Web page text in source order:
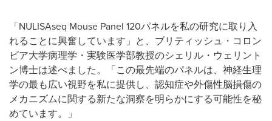
「NULISAseq Mouse Panel 120パネルを私の研究に取り入
れることに興奮しています」と、ブリティッシュ・コロン
ビア大学病理学・実験医学部教授のシェリル・ウェリント
ン博士は述べました。「この最先端のパネルは、神経生理
学の最も広い視野を私に提供し、認知症や外傷性脳損傷の
メカニズムに関する新たな洞察を明らかにする可能性を秘
めています。」